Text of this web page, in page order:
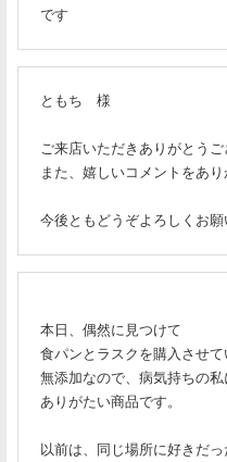
です
ともち 様
ご来店いただきありがとう
また、嬉しいコメントをあ
今後ともどうぞよろしくお
本日、偶然に見つけて
食パンとラスクを購入させ
無添加なので、病気持ちの私
ありがたい商品です。
以前は、同じ場所に好きだ